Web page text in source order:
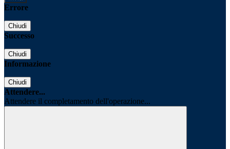
Errore
Chiudi
Successo
Chiudi
Informazione
Chiudi
Attendere...
Attendere il completamento dell'operazione...